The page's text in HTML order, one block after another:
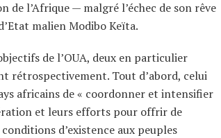
de l’Afrique — malgré l’échec de son rêve
malien Modibo Keïta.
de l’OUA, deux en particulier
rétrospectivement. Tout d’abord, celui
africains de « coordonner et intensifier
et leurs efforts pour offrir de
d’existence aux peuples